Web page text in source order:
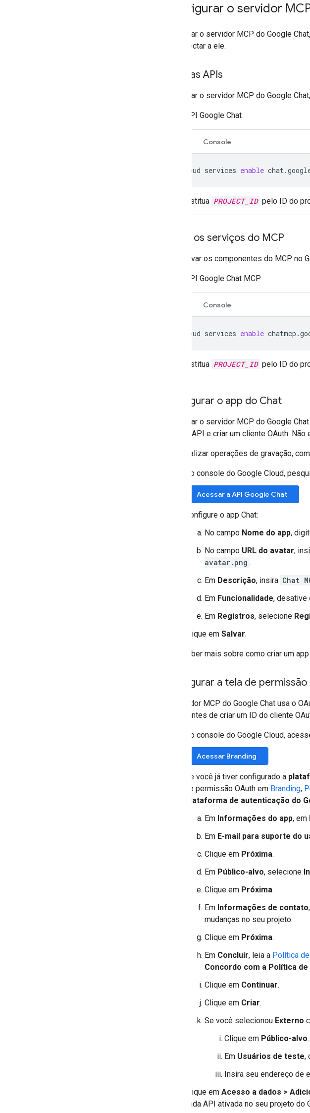
Configurar o servidor
Para usar o servidor MCP do Google
se conectar a ele.
Ative as APIs
Para usar o servidor MCP do Google
API Google Chat
Console
gcloud services enable
Substitua PROJECT_ID pelo ID do
Ativar os serviços do MCP
Para ativar os componentes do MCP no
API Google Chat MCP
Console
gcloud services enable
Substitua PROJECT_ID pelo ID do
Configurar o app do Chat
Para usar o servidor MCP do Google
ativar a API e criar um cliente OAuth.
Para realizar operações de gravação,
No console do Google Cloud,
Acessar a API Google Chat
Configure o app Chat:
No campo Nome do app,
No campo URL do avatar,
avatar.png .
Em Descrição, insira Chat
Em Funcionalidade, desative
Em Registros, selecione
Clique em Salvar.
Para saber mais sobre como criar um
Configurar a tela de permissão
O servidor MCP do Google Chat usa o
OAuth antes de criar um ID do cliente
No console do Google Cloud,
Acessar Branding
Se você já tiver configurado a
de permissão OAuth em Branding,
Plataforma de autenticação do
Em Informações do app, em
Em E-mail para suporte do
Clique em Próxima.
Em Público-alvo, selecione
Clique em Próxima.
Em Informações de contato
mudanças no seu projeto.
Clique em Próxima.
Em Concluir, leia a Política
Concordo com a Política
Clique em Continuar.
Clique em Criar.
Se você selecionou Externo
Clique em Público-alvo.
Em Usuários de teste,
Insira seu endereço de
Clique em Acesso a dados >
cada API ativada no seu projeto do